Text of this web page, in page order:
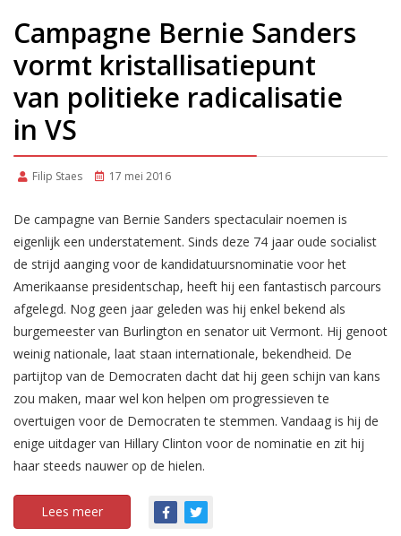
Campagne Bernie Sanders
vormt kristallisatiepunt
van politieke radicalisatie
in VS
Filip Staes 17 mei 2016
De campagne van Bernie Sanders spectaculair noemen is
eigenlijk een understatement. Sinds deze 74 jaar oude socialist
de strijd aanging voor de kandidatuursnominatie voor het
Amerikaanse presidentschap, heeft hij een fantastisch parcours
afgelegd. Nog geen jaar geleden was hij enkel bekend als
burgemeester van Burlington en senator uit Vermont. Hij genoot
weinig nationale, laat staan internationale, bekendheid. De
partijtop van de Democraten dacht dat hij geen schijn van kans
zou maken, maar wel kon helpen om progressieven te
overtuigen voor de Democraten te stemmen. Vandaag is hij de
enige uitdager van Hillary Clinton voor de nominatie en zit hij
haar steeds nauwer op de hielen.
Lees meer